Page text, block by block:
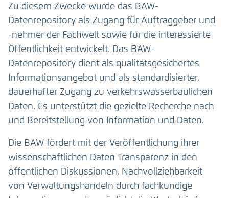
Zu diesem Zwecke wurde das BAW-
Datenrepository als Zugang für Auftraggeber und
-nehmer der Fachwelt sowie für die interessierte
Öffentlichkeit entwickelt. Das BAW-
Datenrepository dient als qualitätsgesichertes
Informationsangebot und als standardisierter,
dauerhafter Zugang zu verkehrswasserbaulichen
Daten. Es unterstützt die gezielte Recherche nach
und Bereitstellung von Information und Daten.
Die BAW fördert mit der Veröffentlichung ihrer
wissenschaftlichen Daten Transparenz in den
öffentlichen Diskussionen, Nachvollziehbarkeit
von Verwaltungshandeln durch fachkundige